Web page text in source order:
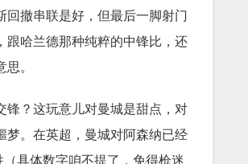
回撤串联是好，但最后一脚射门
跟哈兰德那种纯粹的中锋比，还
思。
锋？这玩意儿对曼城是甜点，对
梦。在英超，曼城对阿森纳已经
（具体数字咱不提了，免得枪迷